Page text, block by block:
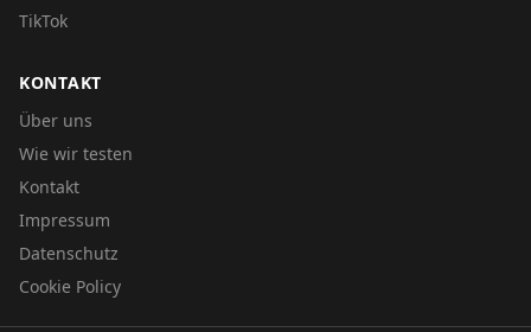
TikTok
KONTAKT
Über uns
Wie wir testen
Kontakt
Impressum
Datenschutz
Cookie Policy